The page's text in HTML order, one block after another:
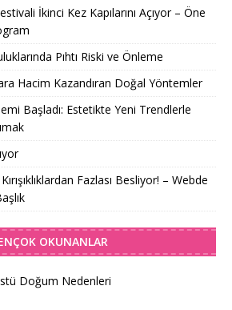
İkinci Kez Kapılarını Açıyor – Öne
Pıhtı Riski ve Önleme
Hacim Kazandıran Doğal Yöntemler
Başladı: Estetikte Yeni Trendlerle
Fazlası Besliyor! – Webde
OKUNANLAR
Doğum Nedenleri